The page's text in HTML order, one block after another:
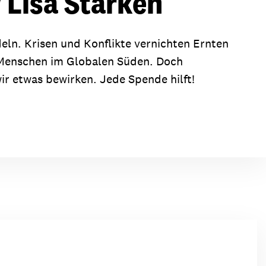
Klimawandel
Armut
Frieden
Entwicklungszusammenarbeit
Krisen und Konflikte vernichten Ernten
im Globalen Süden. Doch
etwas bewirken. Jede Spende hilft!